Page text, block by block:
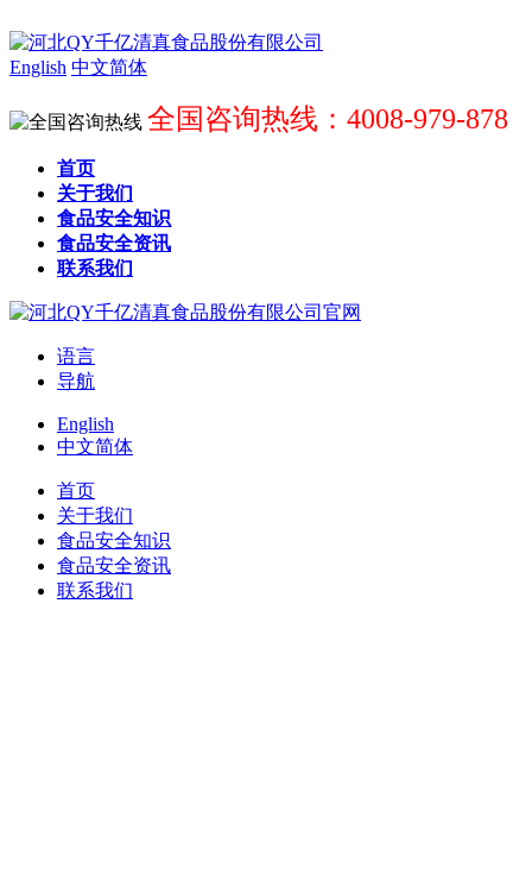
English 中文简体
全国咨询热线：4008-979-878
首页
关于我们
食品安全知识
食品安全资讯
联系我们
语言
导航
English
中文简体
首页
关于我们
食品安全知识
食品安全资讯
联系我们